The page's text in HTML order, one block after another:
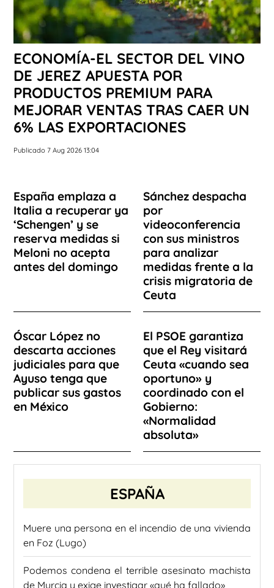
ECONOMÍA-EL SECTOR DEL VINO
DE JEREZ APUESTA POR
PRODUCTOS PREMIUM PARA
MEJORAR VENTAS TRAS CAER UN
6% LAS EXPORTACIONES
Publicado 7 Aug 2026 13:04
España emplaza a
Italia a recuperar ya
‘Schengen’ y se
reserva medidas si
Meloni no acepta
antes del domingo
Sánchez despacha
por
videoconferencia
con sus ministros
para analizar
medidas frente a la
crisis migratoria de
Ceuta
Óscar López no
descarta acciones
judiciales para que
Ayuso tenga que
publicar sus gastos
en México
El PSOE garantiza
que el Rey visitará
Ceuta «cuando sea
oportuno» y
coordinado con el
Gobierno:
«Normalidad
absoluta»
ESPAÑA
Muere una persona en el incendio de una vivienda
en Foz (Lugo)
Podemos condena el terrible asesinato machista
de Murcia y exige investigar «qué ha fallado»